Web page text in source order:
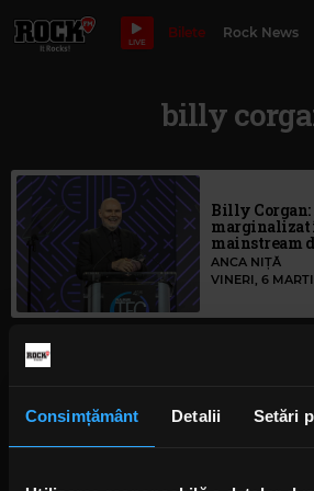
Consimțământ Detalii Setări
LIVE
Bilete Rock News
billy
Billy
marginalizat
mainstream
ANCA NIȚĂ
VINERI, 6
ANCA NIȚĂ